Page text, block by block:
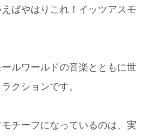
ばやはりこれ！イッツアスモ
ルワールドの音楽とともに世
クションです。
チーフになっているのは、実